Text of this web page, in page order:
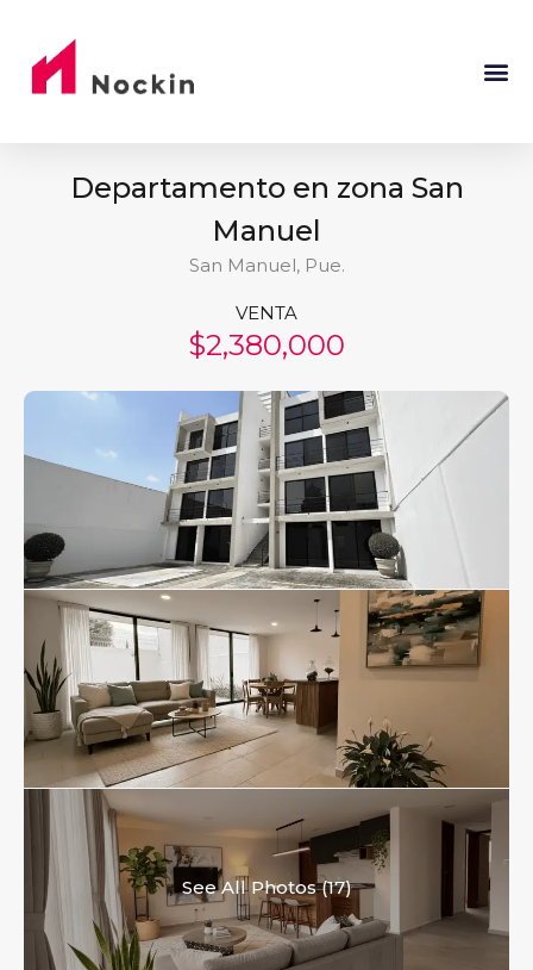
Departamento en zona San
Manuel
San Manuel, Pue.
VENTA
$2,380,000
See All Photos (17)